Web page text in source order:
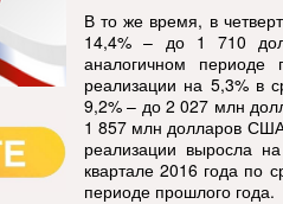
В то же время, в
14,4% – до 1
710
аналогичном периоде
реализации на 5,3% в
9,2% – до 2 027 млн
1 857 млн долларов
реализации выросла
квартале 2016 года по
периоде прошлого года.